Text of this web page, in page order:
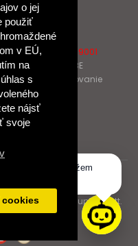
o jej
použiť
v EÚ,
na
s
nájsť
svoje
cookies
Raabe
Klett
autori
kvality ISO 9001
zóna RAABE
na prelistovanie
s.r.o.
medzinárodnej skupiny Klett.
vzdelávaniu.
deň, ako vám môžem